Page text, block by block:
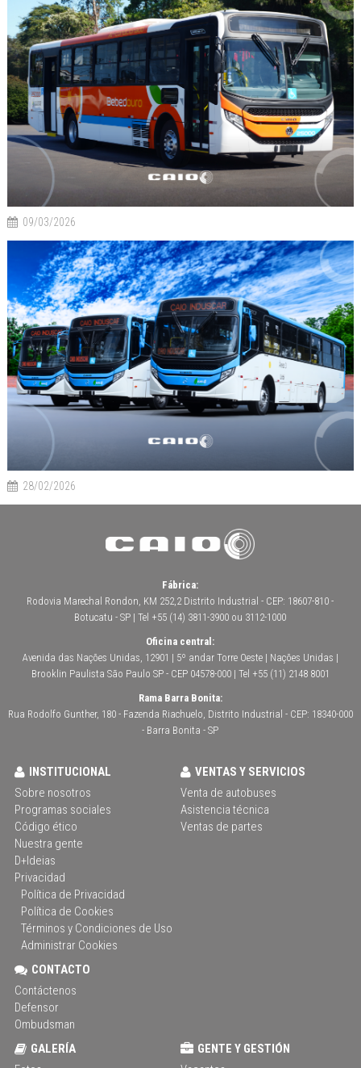
09/03/2026
28/02/2026
Fábrica:
Rodovia Marechal Rondon, KM 252,2 Distrito Industrial - CEP: 18607-810 -
Botucatu - SP | Tel +55 (14) 3811-3900 ou 3112-1000
Oficina central:
Avenida das Nações Unidas, 12901 | 5º andar Torre Oeste | Nações Unidas |
Brooklin Paulista São Paulo SP - CEP 04578-000 | Tel +55 (11) 2148 8001
Rama Barra Bonita:
Rua Rodolfo Gunther, 180 - Fazenda Riachuelo, Distrito Industrial - CEP: 18340-000
- Barra Bonita - SP
INSTITUCIONAL
Sobre nosotros
Programas sociales
Código ético
Nuestra gente
D+Ideias
Privacidad
Política de Privacidad
Política de Cookies
Términos y Condiciones de Uso
Administrar Cookies
VENTAS Y SERVICIOS
Venta de autobuses
Asistencia técnica
Ventas de partes
CONTACTO
Contáctenos
Defensor
Ombudsman
GALERÍA
GENTE Y GESTIÓN